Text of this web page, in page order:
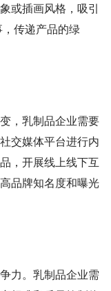
或插画风格，吸引
传递产品的绿
，乳制品企业需要
交媒体平台进行内
，开展线上线下互
品牌知名度和曝光
力。乳制品企业需